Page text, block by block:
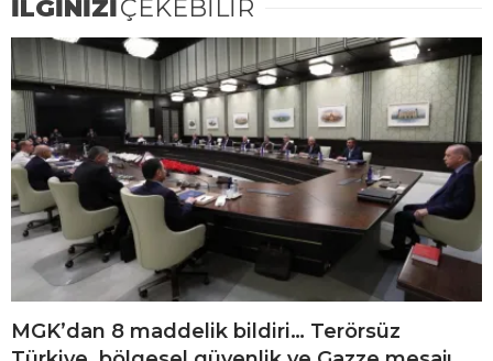
İLGİNİZİÇEKEBİLİR
MGK’dan 8 maddelik bildiri… Terörsüz